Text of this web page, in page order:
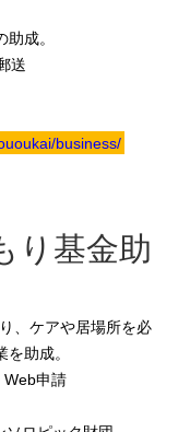
成。
送
business/
り基金助
、ケアや居場所を必
助成。
Web申請